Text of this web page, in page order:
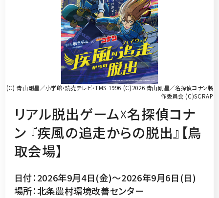
(C) 青山剛昌／小学館・読売テレビ・TMS 1996 (C)2026 青山剛昌／名探偵コナン製
作委員会 (C)SCRAP
リアル脱出ゲーム☓名探偵コナ
ン 『疾風の追走からの脱出』【鳥
取会場】
日付：2026年9月4日(金)～2026年9月6日(日)
場所：北条農村環境改善センター